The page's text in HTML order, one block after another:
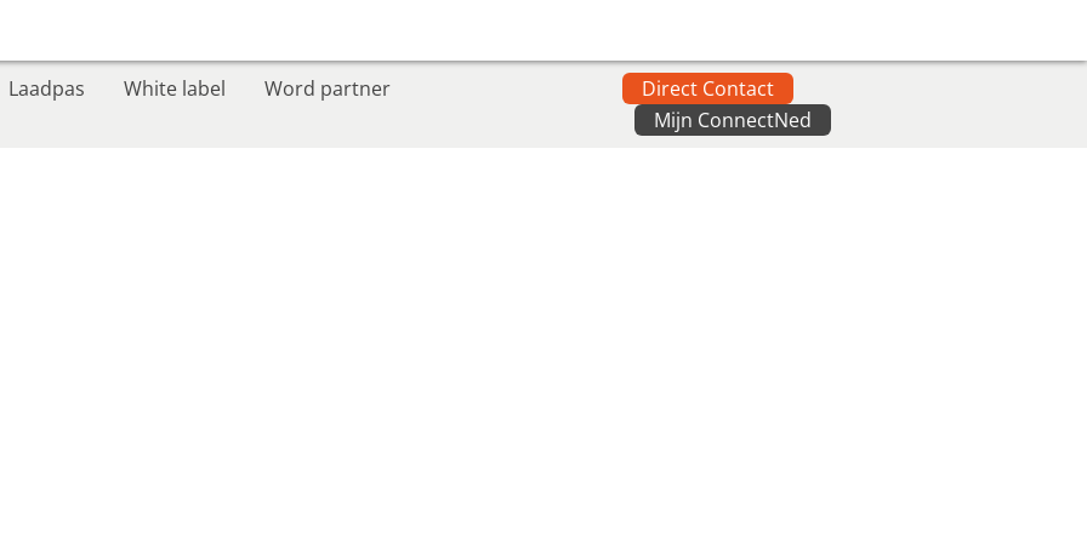
Laadpas White label
Word partner
Direct Contact
Mijn ConnectNed